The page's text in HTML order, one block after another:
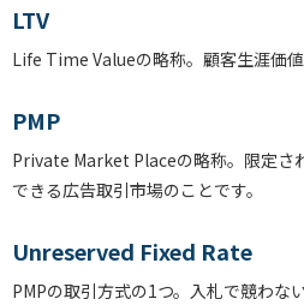
LTV
Life Time Valueの略称。顧客生涯価値
PMP
Private Market Placeの略称。限定さ
できる広告取引市場のことです。
Unreserved Fixed Rate
PMPの取引方式の1つ。入札で競わな